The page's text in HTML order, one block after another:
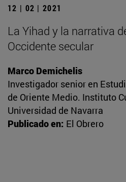
12 | 02 | 2021
La Yihad y la narrativa
Occidente secular
Marco Demichelis
Investigador senior en
de Oriente Medio. Instituto
Universidad de Navarra
Publicado en: El Obrero